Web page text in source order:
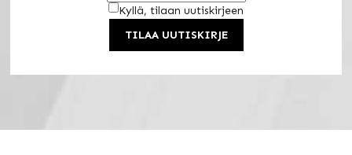
Kyllä, tilaan uutiskirjeen